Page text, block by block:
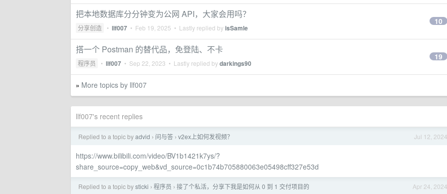
把本地数据库分分钟变为公网 API，大家会用吗？
分享创造 • llf007 • Feb 19, 2025 • Lastly replied byisSamle
10
搭一个 Postman 的替代品，免登陆、不卡
程序员 • llf007 • Sep 22, 2023 • Lastly replied bydarkings90
19
» More topics by llf007
llf007's recent replies
Jul 12, 2024
Replied to a topic byadvid › 问与答 › v2ex上如何发视频？
https://www.bilibili.com/video/BV1b1421k7ys/?
share_source=copy_web&vd_source=0c1b74b705880063e05498cff327e53d
Apr 24, 2024
Replied to a topic bysticki › 程序员 › 接了个私活，分享下我是如何从 0 到 1 交付项目的